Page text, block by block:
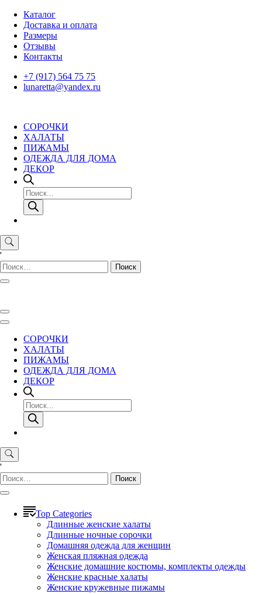
Skip
content
Каталог
Доставка и оплата
Размеры
Отзывы
Контакты
+7 (917) 564 75 75
lunaretta@yandex.ru
СОРОЧКИ
ХАЛАТЫ
ПИЖАМЫ
ОДЕЖДА ДЛЯ ДОМА
ДЕКОР
Поиск
товаров
'
Найти:
СОРОЧКИ
ХАЛАТЫ
ПИЖАМЫ
ОДЕЖДА ДЛЯ ДОМА
ДЕКОР
Поиск
товаров
'
Найти:
Top Categories
Длинные женские халаты
Длинные ночные сорочки
Домашняя одежда для женщин
Женская пляжная одежда
Женские домашние костюмы, комплекты одежды
Женские красные халаты
Женские кружевные пижамы